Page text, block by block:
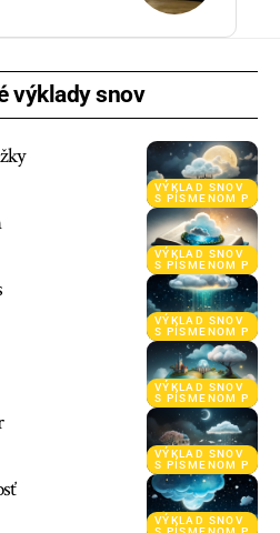
výklady snov
VÝKLAD SNOV
S PÍSMENOM P
VÝKLAD SNOV
S PÍSMENOM P
VÝKLAD SNOV
S PÍSMENOM P
VÝKLAD SNOV
S PÍSMENOM P
VÝKLAD SNOV
S PÍSMENOM P
VÝKLAD SNOV